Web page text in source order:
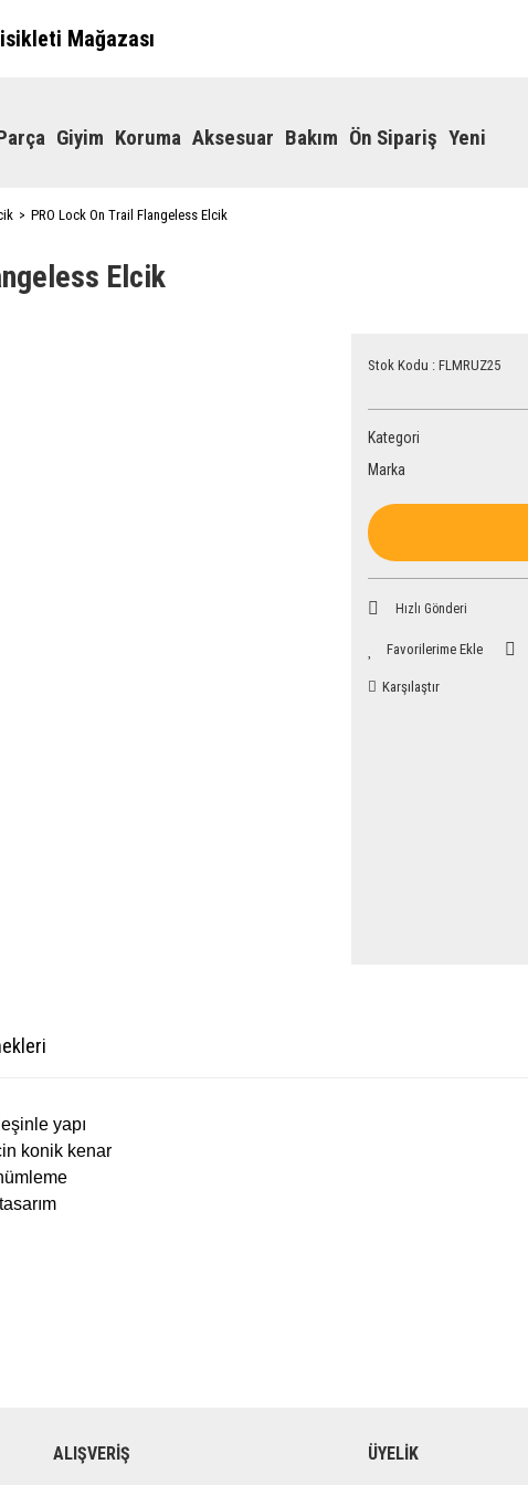
Mağazası
Giyim Koruma Aksesuar Bakım Ön Sipariş Yeni
PRO Lock On Trail Flangeless Elcik
Elcik
Stok Kodu : FLMRUZ25
Kategori
Marka
Hızlı Gönderi
Karşılaştır
yapı
konik kenar
ALIŞVERİŞ ÜYELİK